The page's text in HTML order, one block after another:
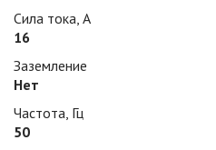
Сила тока, А
16
Заземление
Нет
Частота, Гц
50